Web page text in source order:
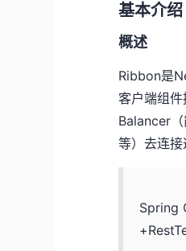
基本介绍
概述
Ribbon是
客户端组
Balancer
等）去连
Spring